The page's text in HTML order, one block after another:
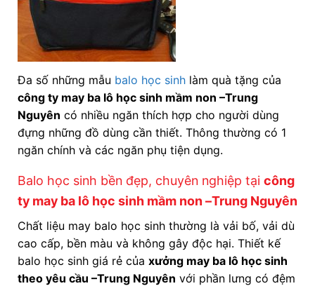
Đa số những mẫu balo học sinhlàm quà tặng của
công ty may ba lô học sinh mầm non –Trung
Nguyên có nhiều ngăn thích hợp cho người dùng
đựng những đồ dùng cần thiết. Thông thường có 1
ngăn chính và các ngăn phụ tiện dụng.
Balo học sinh bền đẹp, chuyên nghiệp tại công
ty may ba lô học sinh mầm non –Trung Nguyên
Chất liệu may balo học sinh thường là vải bố, vải dù
cao cấp, bền màu và không gây độc hại. Thiết kế
balo học sinh giá rẻ của xưởng may ba lô học sinh
theo yêu cầu –Trung Nguyên với phần lưng có đệm